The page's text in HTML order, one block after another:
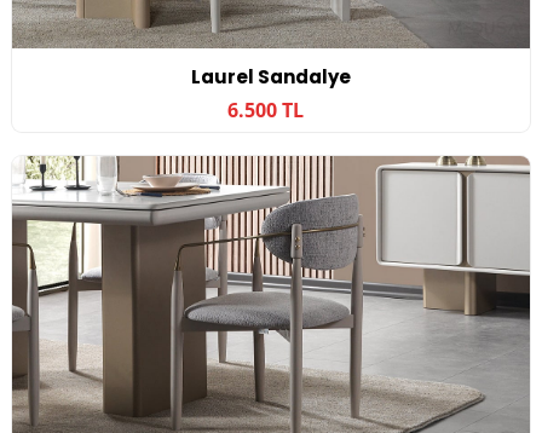
Laurel Sandalye
6.500 TL